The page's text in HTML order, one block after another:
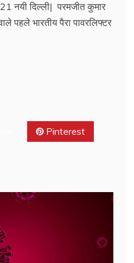
नयी दिल्ली| परमजीत कुमार
पहले भारतीय पैरा पावरलिफ्टर
Pinterest